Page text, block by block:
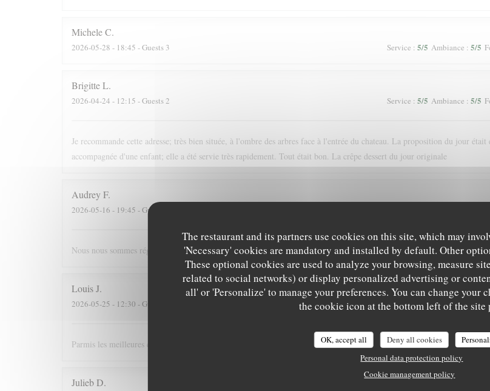
The restaurant and its partners use cookies on this site, which may
'Necessary' cookies are mandatory and installed by default. Other
These optional cookies are used to analyze your browsing, measure
related to social networks) or display personalized advertising or
all' or 'Personalize' to manage your preferences. You can change your
the cookie icon at the bottom left of the site
OK, accept all Deny all cookies
Personal data protection policy
Cookie management policy
MicheleC
2026-05-28 - 18:45 - Guests 3 Service : 5/5 Ambiance : 5/5
BrigitteL
2026-04-24 - 12:15 - Guests 2 Service : 5/5 Ambiance : 5/5
Je recommande cette adresse; très bien située, à l'ombre des arbres face à l'entrée du chateau. La proposition du jour était
accompagnée d'une enfant; elle a été servie très rapidement. Tout était bon. La crêpe dessert du jour originale
AudreyF
2026-05-16 - 19:45 - Guests 4
Nous nous sommes régalés, joli restaurant, bonne ambiance. Nous recommandons !
LouisJ
2026-05-25 - 12:30 - Guests 3 Service:4/5 Ambiance: 5/5
Parmis les meilleures crèpes de Versailles!
JuliebD